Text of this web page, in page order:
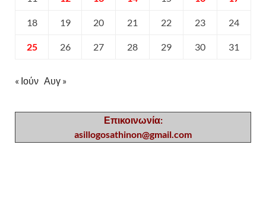
18 19 20 21 22 23 24
25 26 27 28 29 30 31
« Ιούν Αυγ »
Επικοινωνία:
asillogosathinon@gmail.com